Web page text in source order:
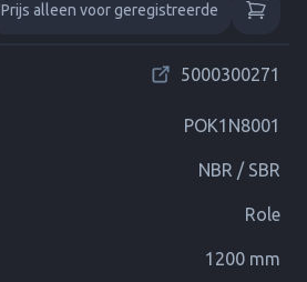
Prijs alleen voor geregistreerde
5000300271
POK1N8001
NBR / SBR
Role
1200 mm